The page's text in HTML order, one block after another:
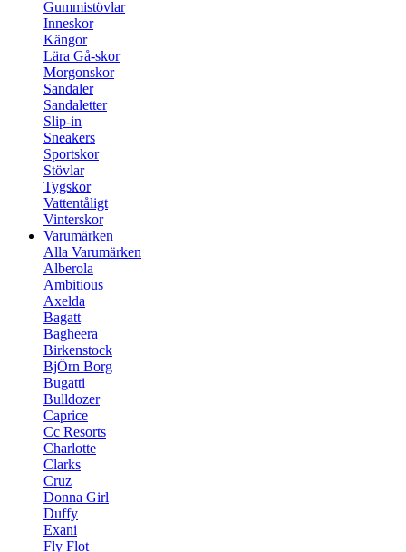
Gummistövlar
Inneskor
Kängor
Lära Gå-skor
Morgonskor
Sandaler
Sandaletter
Slip-in
Sneakers
Sportskor
Stövlar
Tygskor
Vattentåligt
Vinterskor
Varumärken
Alla Varumärken
Alberola
Ambitious
Axelda
Bagatt
Bagheera
Birkenstock
BjÖrn Borg
Bugatti
Bulldozer
Caprice
Cc Resorts
Charlotte
Clarks
Cruz
Donna Girl
Duffy
Exani
Fly Flot